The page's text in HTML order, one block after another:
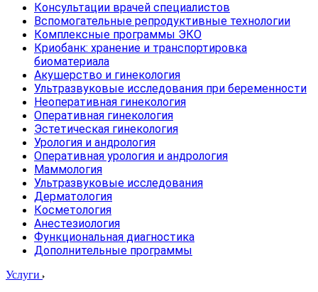
Консультации врачей специалистов
Вспомогательные репродуктивные технологии
Комплексные программы ЭКО
Криобанк: хранение и транспортировка
биоматериала
Акушерство и гинекология
Ультразвуковые исследования при беременности
Неоперативная гинекология
Оперативная гинекология
Эстетическая гинекология
Урология и андрология
Оперативная урология и андрология
Маммология
Ультразвуковые исследования
Дерматология
Косметология
Анестезиология
Функциональная диагностика
Дополнительные программы
Услуги